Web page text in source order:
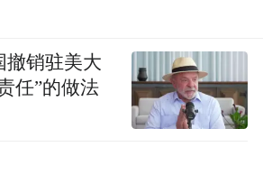
撤销驻美大
任”的做法